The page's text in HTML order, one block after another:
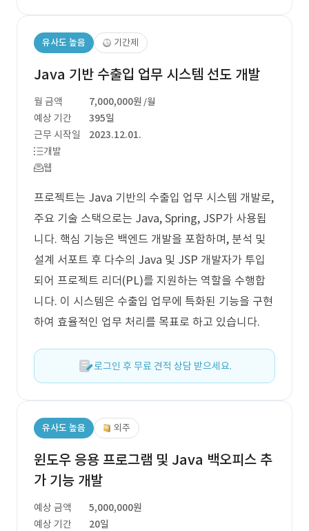
유사도 높음 기간제
Java 기반 수출입 업무 시스템 선도 개발
월 금액 7,000,000원 /월
예상 기간
395일
근무 시작일
2023.12.01.
개발
웹
프로젝트는 Java 기반의 수출입 업무 시스템 개발로,
주요 기술 스택으로는 Java, Spring, JSP가 사용됩
니다. 핵심 기능은 백엔드 개발을 포함하며, 분석 및
설계 서포트 후 다수의 Java 및 JSP 개발자가 투입
되어 프로젝트 리더(PL)를 지원하는 역할을 수행합
니다. 이 시스템은 수출입 업무에 특화된 기능을 구현
하여 효율적인 업무 처리를 목표로 하고 있습니다.
로그인 후 무료 견적 상담 받으세요.
유사도 높음 외주
윈도우 응용 프로그램 및 Java 백오피스 추
가 기능 개발
예상 금액
5,000,000원
예상 기간
20일